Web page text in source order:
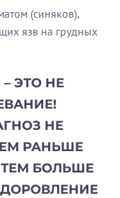
(синяков),
язв на грудных
ЭТО НЕ
НЕ
РАНЬШЕ
БОЛЬШЕ